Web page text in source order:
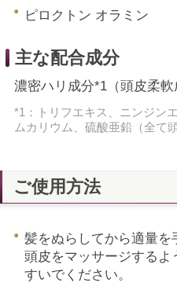
ピロクトン オラミン
主な配合成分
濃密ハリ成分*1（頭皮柔
*1：トリフエキス、ニンジン
ムカリウム、硫酸亜鉛（全て
ご使用方法
髪をぬらしてから適量
頭皮をマッサージする
すいでください。